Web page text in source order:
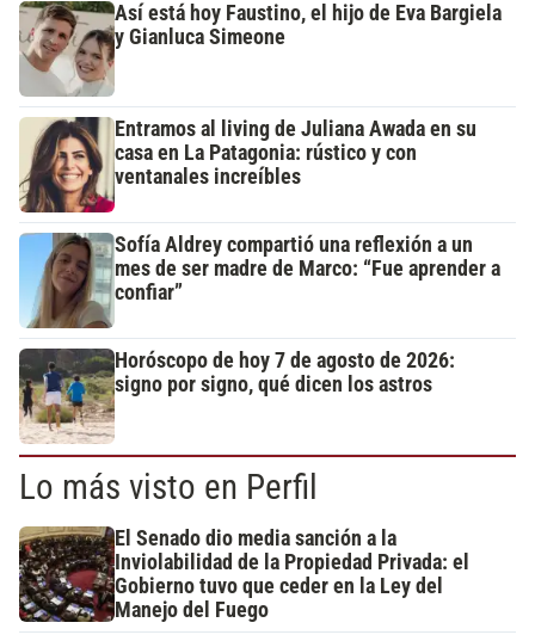
Así está hoy Faustino, el hijo de Eva Bargiela
y Gianluca Simeone
Entramos al living de Juliana Awada en su
casa en La Patagonia: rústico y con
ventanales increíbles
Sofía Aldrey compartió una reflexión a un
mes de ser madre de Marco: “Fue aprender a
confiar”
Horóscopo de hoy 7 de agosto de 2026:
signo por signo, qué dicen los astros
Lo más visto en Perfil
El Senado dio media sanción a la
Inviolabilidad de la Propiedad Privada: el
Gobierno tuvo que ceder en la Ley del
Manejo del Fuego